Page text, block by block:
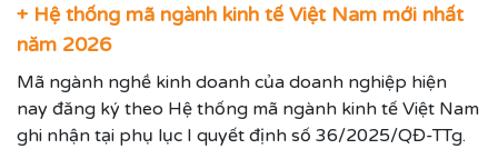
+ Hệ thống mã ngành kinh tế Việt Nam mới nhất
năm 2026
Mã ngành nghề kinh doanh của doanh nghiệp hiện
nay đăng ký theo Hệ thống mã ngành kinh tế Việt Nam
ghi nhận tại phụ lục I quyết định số 36/2025/QĐ-TTg.